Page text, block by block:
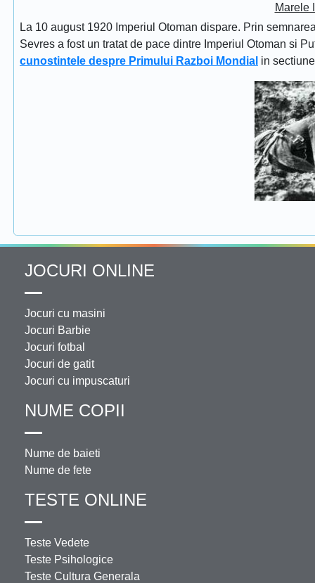
Marele
La 10 august 1920 Imperiul Otoman dispare. Prin
Sevres a fost un tratat de pace dintre Imperiul Otoman si
cunostintele despre Primului Razboi Mondial in
JOCURI ONLINE
Jocuri cu masini
Jocuri Barbie
Jocuri fotbal
Jocuri de gatit
Jocuri cu impuscaturi
NUME COPII
Nume de baieti
Nume de fete
TESTE ONLINE
Teste Vedete
Teste Psihologice
Teste Cultura Generala